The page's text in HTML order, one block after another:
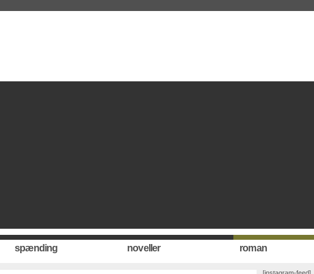
spænding noveller roman